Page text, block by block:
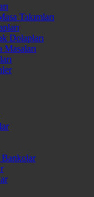
Takımları
Dolapları
Masaları
Bankolar